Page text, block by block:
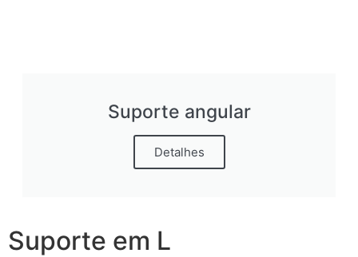
Suporte angular
Detalhes
Suporte em L